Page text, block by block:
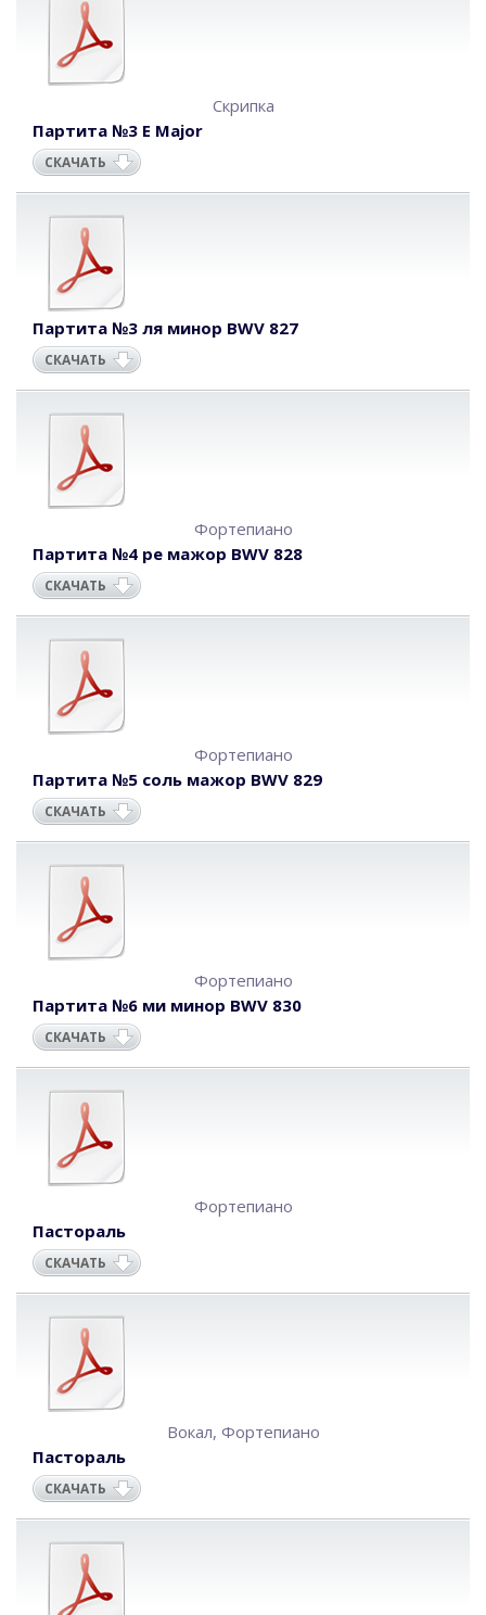
Скрипка
Партита №3 E Major
СКАЧАТЬ
Партита №3 ля минор BWV 827
СКАЧАТЬ
Фортепиано
Партита №4 ре мажор BWV 828
СКАЧАТЬ
Фортепиано
Партита №5 соль мажор BWV 829
СКАЧАТЬ
Фортепиано
Партита №6 ми минор BWV 830
СКАЧАТЬ
Фортепиано
Пастораль
СКАЧАТЬ
Вокал, Фортепиано
Пастораль
СКАЧАТЬ